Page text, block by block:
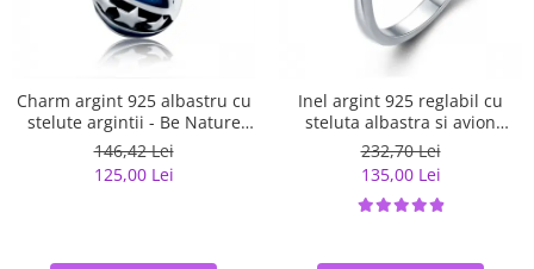
Charm argint 925 albastru cu
stelute argintii - Be Nature
PST0123
146,42 Lei
125,00 Lei
Inel argint 925 reglabil cu
steluta albastra si avion
argintiu - Be Nature IST0047
232,70 Lei
135,00 Lei